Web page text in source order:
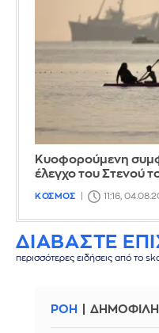
Κυοφορούμενη
έλεγχο του Στενού
ΚΟΣΜΟΣ 11:16,
ΔΙΑΒΑΣΤΕ
περισσότερες ειδήσεις από το
ΡΟΗ ΔΗΜΟΦΙΛΗ